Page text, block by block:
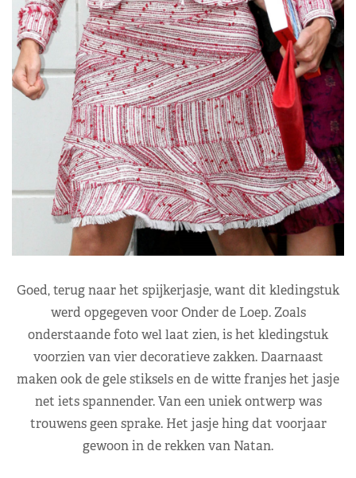
Goed, terug naar het spijkerjasje, want dit kledingstuk
werd opgegeven voor Onder de Loep. Zoals
onderstaande foto wel laat zien, is het kledingstuk
voorzien van vier decoratieve zakken. Daarnaast
maken ook de gele stiksels en de witte franjes het jasje
net iets spannender. Van een uniek ontwerp was
trouwens geen sprake. Het jasje hing dat voorjaar
gewoon in de rekken van Natan.